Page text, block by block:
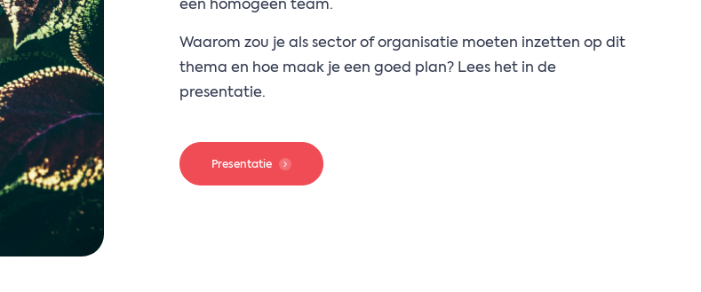
een homogeen team.
Waarom zou je als sector of organisatie moeten inzetten op dit
thema en hoe maak je een goed plan? Lees het in de
presentatie.
Presentatie